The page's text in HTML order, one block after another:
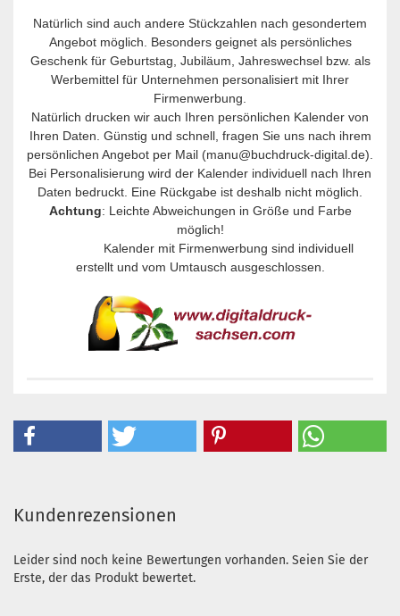
Natürlich sind auch andere Stückzahlen nach gesondertem
Angebot möglich. Besonders geignet als persönliches
Geschenk für Geburtstag, Jubiläum, Jahreswechsel bzw. als
Werbemittel für Unternehmen personalisiert mit Ihrer
Firmenwerbung.
Natürlich drucken wir auch Ihren persönlichen Kalender von
Ihren Daten. Günstig und schnell, fragen Sie uns nach ihrem
persönlichen Angebot per Mail (manu@buchdruck-digital.de).
Bei Personalisierung wird der Kalender individuell nach Ihren
Daten bedruckt. Eine Rückgabe ist deshalb nicht möglich.
Achtung: Leichte Abweichungen in Größe und Farbe
möglich!
Kalender mit Firmenwerbung sind individuell
erstellt und vom Umtausch ausgeschlossen.
Kundenrezensionen
Leider sind noch keine Bewertungen vorhanden. Seien Sie der
Erste, der das Produkt bewertet.